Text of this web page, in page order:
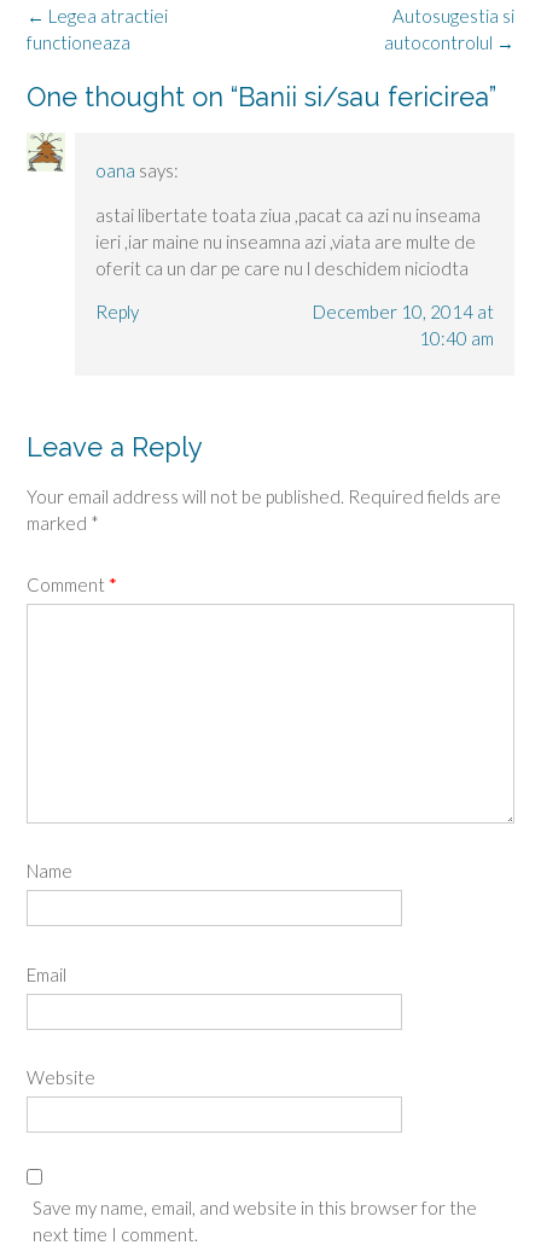
Post
navigation
Autosugestia si
autocontrolul →
← Legea atractiei
functioneaza
One thought on “Banii si/sau fericirea”
oana says:
astai libertate toata ziua ,pacat ca azi nu inseama
ieri ,iar maine nu inseamna azi ,viata are multe de
oferit ca un dar pe care nu l deschidem niciodta
Reply
December 10, 2014 at
10:40 am
Leave a Reply
Your email address will not be published. Required fields are
marked *
Comment *
Name
Email
Website
Save my name, email, and website in this browser for the
next time I comment.